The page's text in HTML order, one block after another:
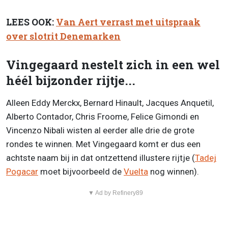
LEES OOK: Van Aert verrast met uitspraak
over slotrit Denemarken
Vingegaard nestelt zich in een wel
héél bijzonder rijtje...
Alleen Eddy Merckx, Bernard Hinault, Jacques Anquetil,
Alberto Contador, Chris Froome, Felice Gimondi en
Vincenzo Nibali wisten al eerder alle drie de grote
rondes te winnen. Met Vingegaard komt er dus een
achtste naam bij in dat ontzettend illustere rijtje (Tadej
Pogacar moet bijvoorbeeld de Vuelta nog winnen).
▼ Ad by Refinery89